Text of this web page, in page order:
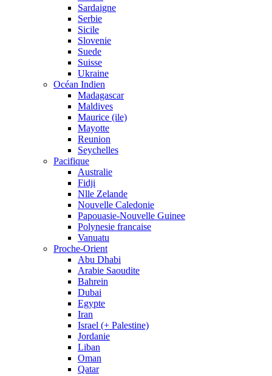
Sardaigne
Serbie
Sicile
Slovenie
Suede
Suisse
Ukraine
Océan Indien
Madagascar
Maldives
Maurice (ile)
Mayotte
Reunion
Seychelles
Pacifique
Australie
Fidji
Nlle Zelande
Nouvelle Caledonie
Papouasie-Nouvelle Guinee
Polynesie francaise
Vanuatu
Proche-Orient
Abu Dhabi
Arabie Saoudite
Bahrein
Dubai
Egypte
Iran
Israel (+ Palestine)
Jordanie
Liban
Oman
Qatar